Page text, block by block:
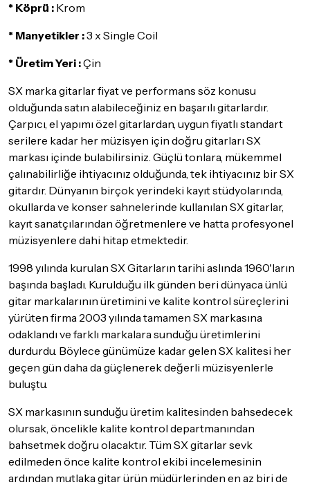
* Köprü : Krom
* Manyetikler :3 x Single Coil
* Üretim Yeri :Çin
SX marka gitarlar fiyat ve performans söz konusu
olduğunda satın alabileceğiniz en başarılı gitarlardır.
Çarpıcı, el yapımı özel gitarlardan, uygun fiyatlı standart
serilere kadar her müzisyen için doğru gitarları SX
markası içinde bulabilirsiniz. Güçlü tonlara, mükemmel
çalınabilirliğe ihtiyacınız olduğunda, tek ihtiyacınız bir SX
gitardır. Dünyanın birçok yerindeki kayıt stüdyolarında,
okullarda ve konser sahnelerinde kullanılan SX gitarlar,
kayıt sanatçılarından öğretmenlere ve hatta profesyonel
müzisyenlere dahi hitap etmektedir.
1998 yılında kurulan SX Gitarların tarihi aslında 1960'ların
başında başladı. Kurulduğu ilk günden beri dünyaca ünlü
gitar markalarının üretimini ve kalite kontrol süreçlerini
yürüten firma 2003 yılında tamamen SX markasına
odaklandı ve farklı markalara sunduğu üretimlerini
durdurdu. Böylece günümüze kadar gelen SX kalitesi her
geçen gün daha da güçlenerek değerli müzisyenlerle
buluştu.
SX markasının sunduğu üretim kalitesinden bahsedecek
olursak, öncelikle kalite kontrol departmanından
bahsetmek doğru olacaktır. Tüm SX gitarlar sevk
edilmeden önce kalite kontrol ekibi incelemesinin
ardından mutlaka gitar ürün müdürlerinden en az biri de